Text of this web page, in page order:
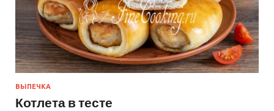
ВЫПЕЧКА
Котлета в тесте